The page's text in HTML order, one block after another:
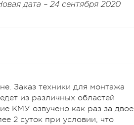
дата – 24 сентября 2020
Заказ техники для монтажа
из различных областей
КМУ озвучено как раз за двое
2 суток при условии, что